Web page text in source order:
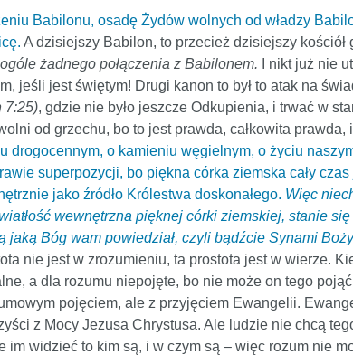
Babilonu, osadę Żydów wolnych od władzy
A dzisiejszy Babilon, to przecież dzisiejszy
żadnego połączenia z Babilonem. I nikt już nie
jeśli jest świętym! Drugi kanon to był to atak na
7:25), gdzie nie było jeszcze Odkupienia, i trwać w
od grzechu, bo to jest prawda, całkowita
drogocennym, o kamieniu węgielnym, o życiu
superpozycji, bo piękna córka ziemska cały
jako źródło Królestwa doskonałego. Więc
wewnętrzna pięknej córki ziemskiej, stanie
Bóg wam powiedział, czyli bądźcie Synami
nie jest w zrozumieniu, ta prostota jest w wierze.
a dla rozumu niepojęte, bo nie może on tego
pojęciem, ale z przyjęciem Ewangelii.
z Mocy Jezusa Chrystusa. Ale ludzie nie chcą
im widzieć to kim są, i w czym są – więc rozum nie